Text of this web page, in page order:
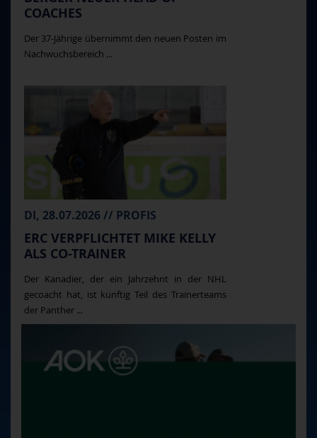
COACHES
Der 37-Jährige übernimmt den neuen Posten im
Nachwuchsbereich ...
DI, 28.07.2026 // PROFIS
ERC VERPFLICHTET MIKE KELLY
ALS CO-TRAINER
Der Kanadier, der ein Jahrzehnt in der NHL
gecoacht hat, ist künftig Teil des Trainerteams
der Panther ...